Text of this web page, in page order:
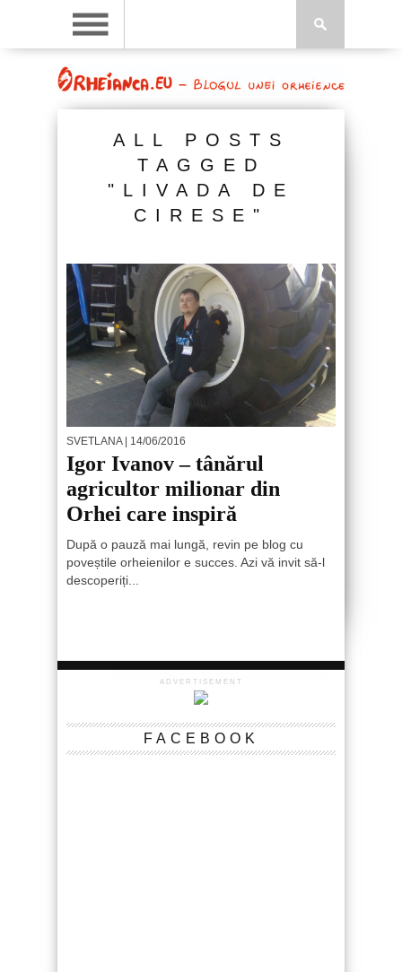
ALL POSTS
TAGGED
"LIVADA DE
CIRESE"
SVETLANA| 14/06/2016
Igor Ivanov – tânărul
agricultor milionar din
Orhei care inspiră
După o pauză mai lungă, revin pe blog cu
poveștile orheienilor e succes. Azi vă invit să-l
descoperiți...
ADVERTISEMENT
FACEBOOK